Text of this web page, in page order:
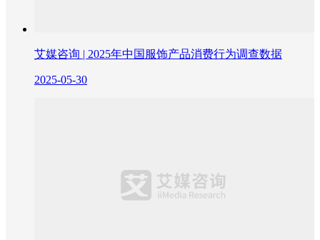
艾媒咨询 | 2025年中国服饰产品消费行为调查数据
2025-05-30